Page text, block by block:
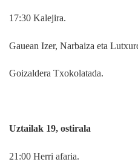
17:30 Kalejira.
Gauean Izer, Narbaiza eta
Goizaldera Txokolatada.
Uztailak 19, ostirala
21:00 Herri afaria.